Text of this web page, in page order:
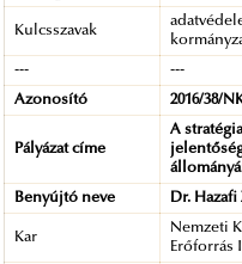
Kulcsszavak
--- ---
Azonosító 2016/38/
Pályázat címe
A
Benyújtó neve Dr.
Kar
Nemzeti
Erőforrás